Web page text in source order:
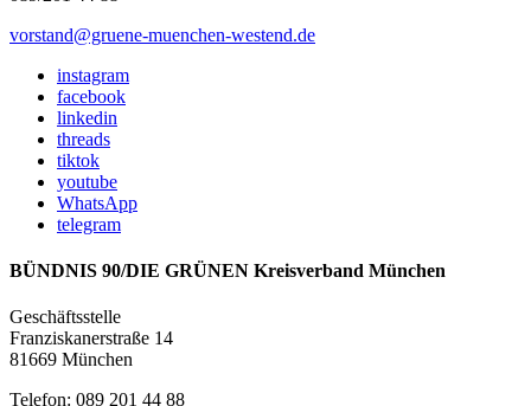
vorstand@gruene-muenchen-westend.de
instagram
facebook
linkedin
threads
tiktok
youtube
WhatsApp
telegram
BÜNDNIS 90/DIE GRÜNEN Kreisverband München
Geschäftsstelle
Franziskanerstraße 14
81669 München
Telefon: 089 201 44 88